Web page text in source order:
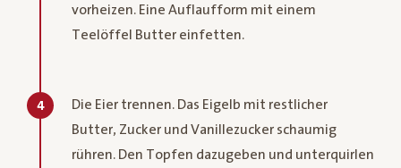
vorheizen. Eine Auflaufform mit einem
Teelöffel Butter einfetten.
4
Die Eier trennen. Das Eigelb mit restlicher
Butter, Zucker und Vanillezucker schaumig
rühren. Den Topfen dazugeben und unterquirlen